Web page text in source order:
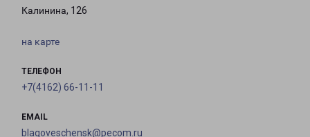
Калинина, 126
на карте
ТЕЛЕФОН
+7(4162) 66-11-11
EMAIL
blagoveschensk@pecom.ru